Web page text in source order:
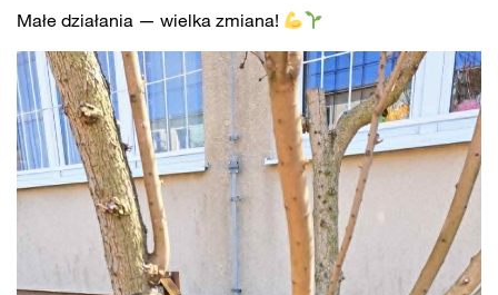
Małe działania — wielka zmiana!